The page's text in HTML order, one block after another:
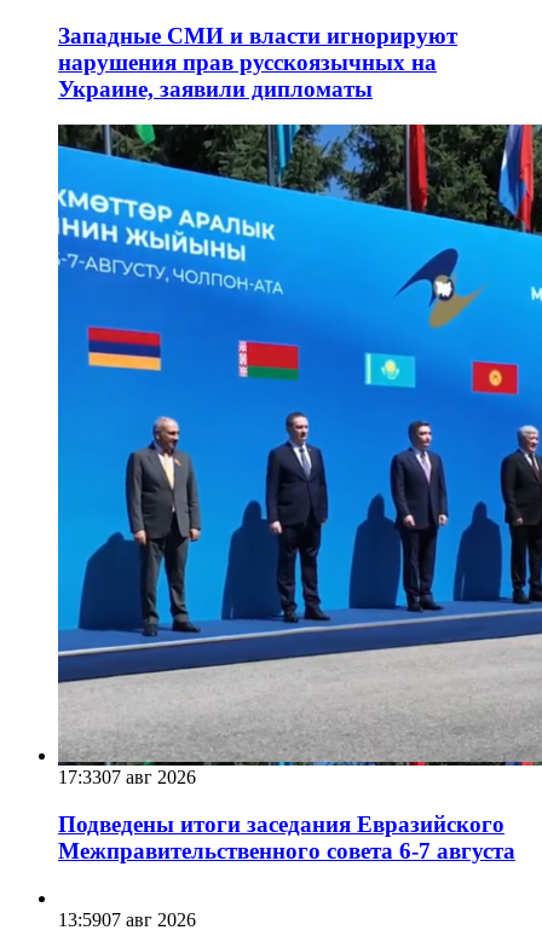
Западные СМИ и власти игнорируют
нарушения прав русскоязычных на
Украине, заявили дипломаты
17:3307 авг 2026
Подведены итоги заседания Евразийского
Межправительственного совета 6-7 августа
13:5907 авг 2026